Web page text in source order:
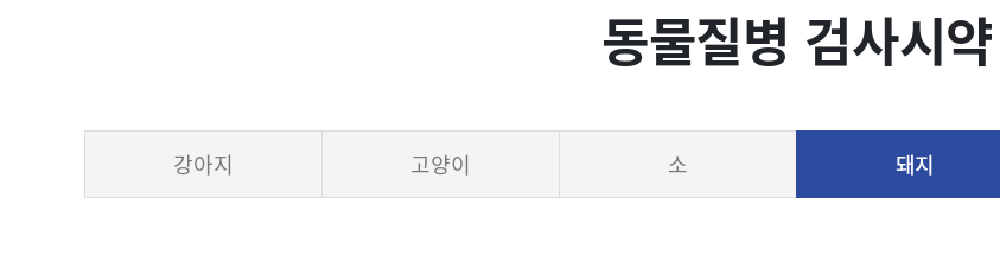
동물질병 검사시약
강아지 고양이 소 돼지